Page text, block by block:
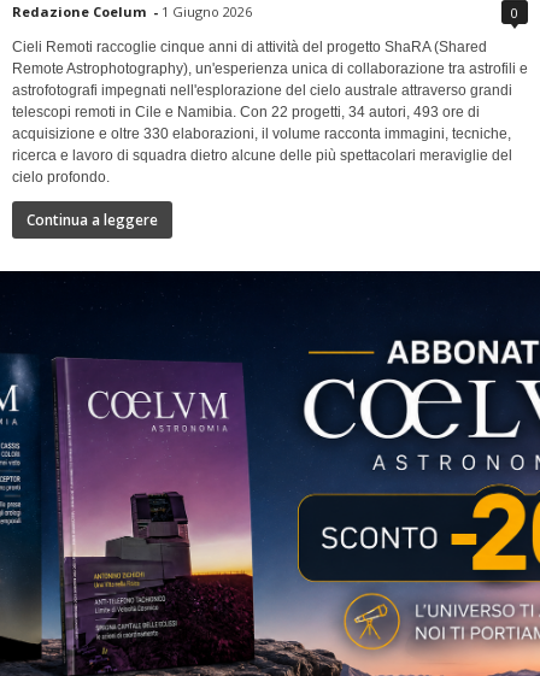
Redazione Coelum - 1 Giugno 2026 0
Cieli Remoti raccoglie cinque anni di attività del progetto ShaRA (Shared
Remote Astrophotography), un'esperienza unica di collaborazione tra astrofili e
astrofotografi impegnati nell'esplorazione del cielo australe attraverso grandi
telescopi remoti in Cile e Namibia. Con 22 progetti, 34 autori, 493 ore di
acquisizione e oltre 330 elaborazioni, il volume racconta immagini, tecniche,
ricerca e lavoro di squadra dietro alcune delle più spettacolari meraviglie del
cielo profondo.
Continua a leggere